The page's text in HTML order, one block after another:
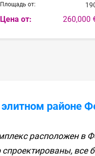
Площадь от:
Цена от: 260,000
районе
расположен в